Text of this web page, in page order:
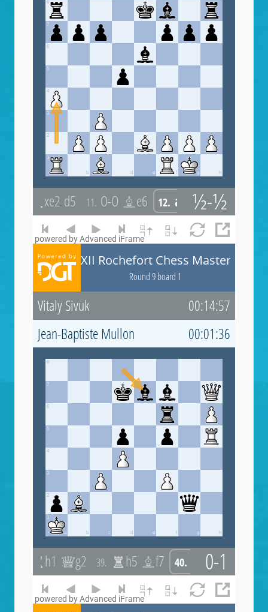
powered by Advanced iFrame
powered by Advanced iFrame